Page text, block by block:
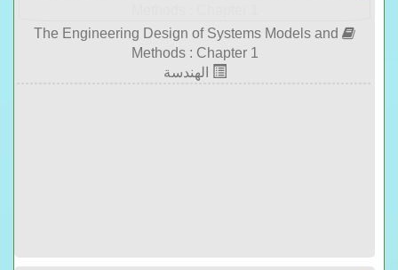
The Engineering Design of Systems Models and
Methods : Chapter 1
الهندسة